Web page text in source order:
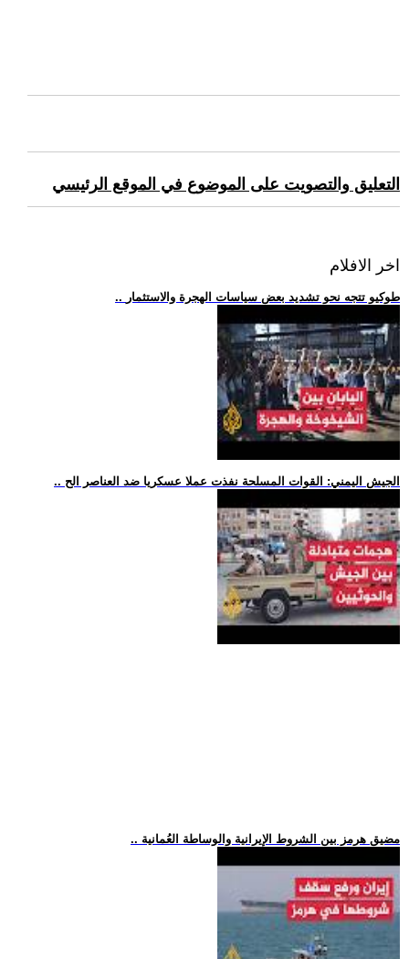
التعليق والتصويت على الموضوع في الموقع الرئيسي
اخر الافلام
.. طوكيو تتجه نحو تشديد بعض سياسات الهجرة والاستثمار
.. الجيش اليمني: القوات المسلحة نفذت عملا عسكريا ضد العناصر الح
.. مضيق هرمز بين الشروط الإيرانية والوساطة العُمانية